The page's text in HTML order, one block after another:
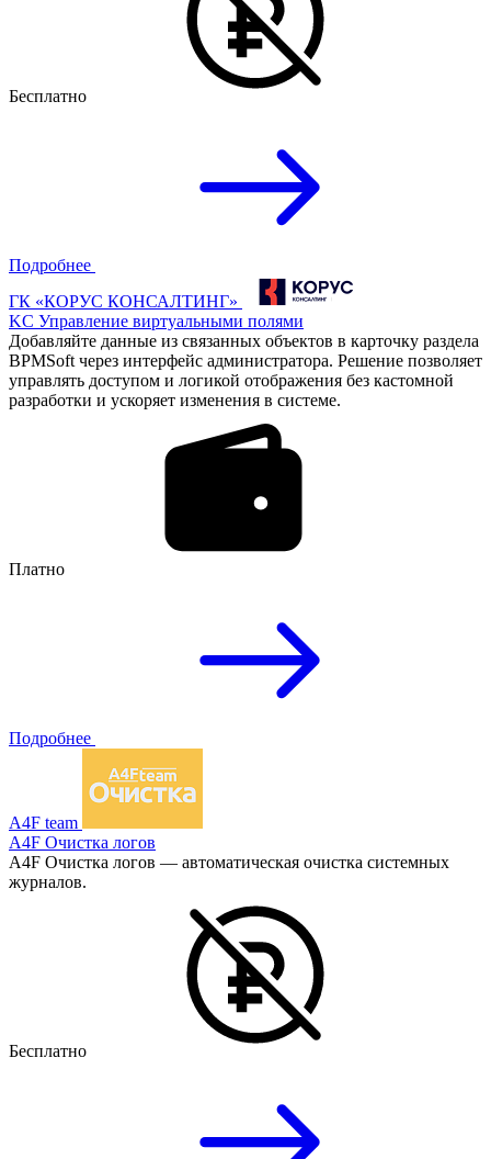
Бесплатно
Подробнее
ГК «КОРУС КОНСАЛТИНГ»
KC Управление виртуальными полями
Добавляйте данные из связанных объектов в карточку раздела
BPMSoft через интерфейс администратора. Решение позволяет
управлять доступом и логикой отображения без кастомной
разработки и ускоряет изменения в системе.
Платно
Подробнее
A4F team
A4F Очистка логов
A4F Очистка логов — автоматическая очистка системных
журналов.
Бесплатно